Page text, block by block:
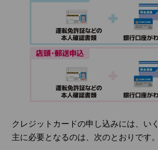
クレジットカードの申し込みには、い
主に必要となるのは、次のとおりです。